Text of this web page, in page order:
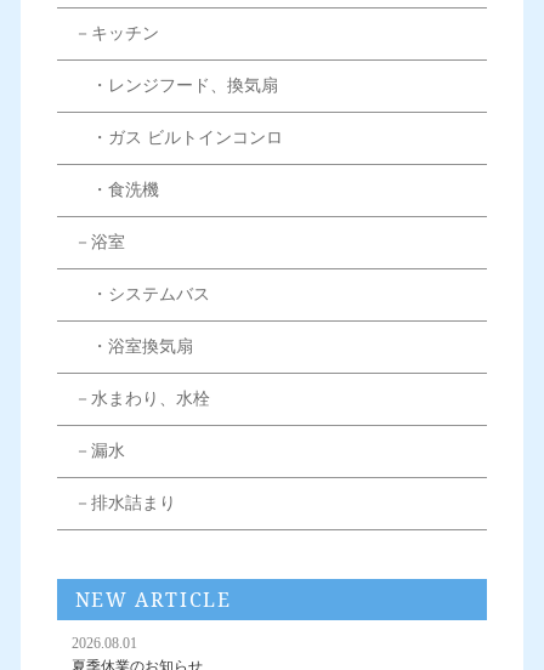
－キッチン
・レンジフード、換気扇
・ガス ビルトインコンロ
・食洗機
－浴室
・システムバス
・浴室換気扇
－水まわり、水栓
－漏水
－排水詰まり
NEW ARTICLE
2026.08.01
夏季休業のお知らせ